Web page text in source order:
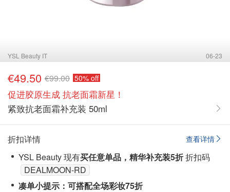
YSL Beauty IT 06-23
€49.50 €99.00 50% off
促进胶原生成 抗老面霜新星！
紧致抗老面霜补充装 50ml
查看详情
折扣详情
YSL Beauty 现有买任意单品 ，精华补充装5折折扣码
DEALMOON-RD
凑单小提示：可搭配全场彩妆75折